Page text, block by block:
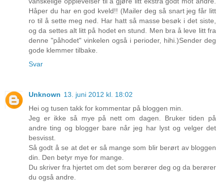
Håper du har en god kveld!! (Mailer deg så snart jeg får litt
ro til å sette meg ned. Har hatt så masse besøk i det siste,
og da settes alt litt på hodet en stund. Men bra å leve litt fra
denne "påhodet" vinkelen også i perioder, hihi.)Sender deg
gode klemmer tilbake.
Svar
Unknown 13. juni 2012 kl. 18:02
Hei og tusen takk for kommentar på bloggen min.
Jeg er ikke så mye på nett om dagen. Bruker tiden på
andre ting og blogger bare når jeg har lyst og velger det
besvisst.
Så godt å se at det er så mange som blir berørt av bloggen
din. Den betyr mye for mange.
Du skriver fra hjertet om det som berører deg og da berører
du også andre.